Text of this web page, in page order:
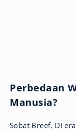
Perbedaan
Manusia?
Sobat Breef, Di